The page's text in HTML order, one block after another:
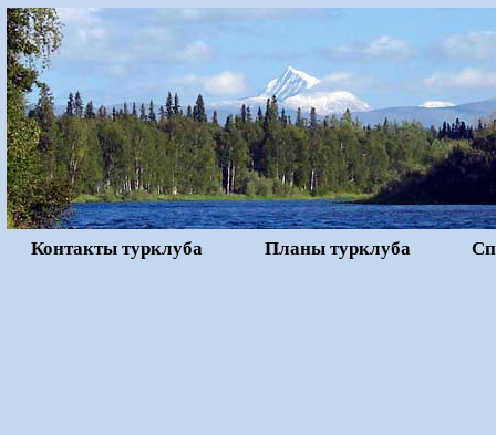
Контакты турклуба Планы турклуба